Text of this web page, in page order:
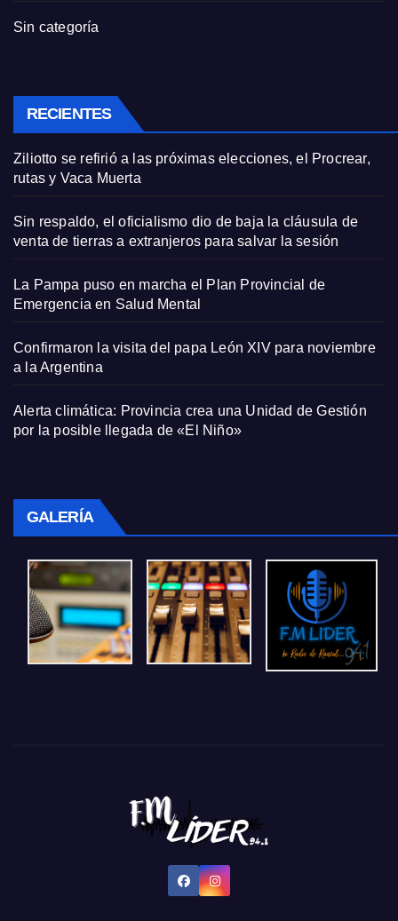
Sin categoría
RECIENTES
Ziliotto se refirió a las próximas elecciones, el Procrear,
rutas y Vaca Muerta
Sin respaldo, el oficialismo dio de baja la cláusula de
venta de tierras a extranjeros para salvar la sesión
La Pampa puso en marcha el Plan Provincial de
Emergencia en Salud Mental
Confirmaron la visita del papa León XIV para noviembre
a la Argentina
Alerta climática: Provincia crea una Unidad de Gestión
por la posible llegada de «El Niño»
GALERÍA